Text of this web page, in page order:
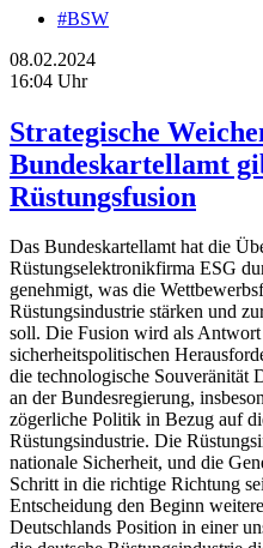
#BSW
08.02.2024
16:04 Uhr
Strategische
Bundeskartellamt
Rüstungsfusion
Das Bundeskartellamt hat die
Rüstungselektronikfirma ESG
genehmigt, was die
Rüstungsindustrie stärken und
soll. Die Fusion wird als
sicherheitspolitischen
die technologische Souveränität
an der Bundesregierung,
zögerliche Politik in Bezug auf
Rüstungsindustrie. Die
nationale Sicherheit, und die
Schritt in die richtige Richtung
Entscheidung den Beginn
Deutschlands Position in einer